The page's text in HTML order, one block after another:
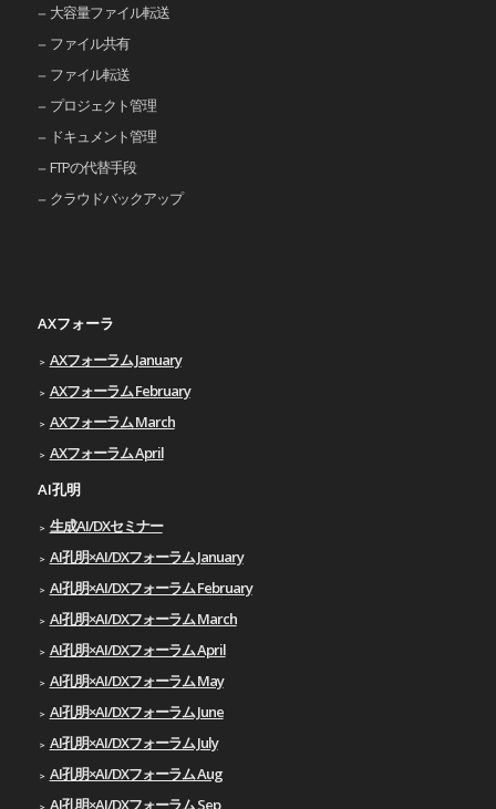
大容量ファイル転送
ファイル共有
ファイル転送
プロジェクト管理
ドキュメント管理
FTPの代替手段
クラウドバックアップ
AXフォーラ
AXフォーラム January
AXフォーラム February
AXフォーラム March
AXフォーラム April
AI孔明
生成AI/DXセミナー
AI孔明×AI/DXフォーラム January
AI孔明×AI/DXフォーラム February
AI孔明×AI/DXフォーラム March
AI孔明×AI/DXフォーラム April
AI孔明×AI/DXフォーラム May
AI孔明×AI/DXフォーラム June
AI孔明×AI/DXフォーラム July
AI孔明×AI/DXフォーラム Aug
AI孔明×AI/DXフォーラム Sep